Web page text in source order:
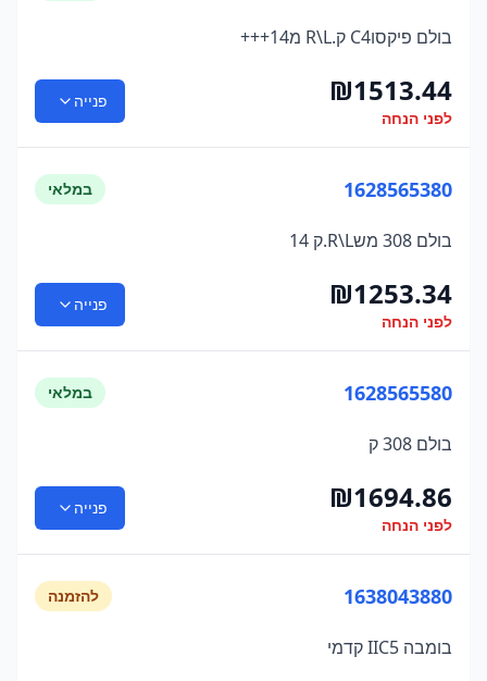
בולם פיקסוC4 ק.R\L מ14+++
₪1513.44
לפני הנחה
פנייה
1628565380 במלאי
בולם 308 משR\L.ק 14
₪1253.34
לפני הנחה
פנייה
1628565580 במלאי
בולם 308 ק
₪1694.86
לפני הנחה
פנייה
1638043880 להזמנה
בומבה IIC5 קדמי